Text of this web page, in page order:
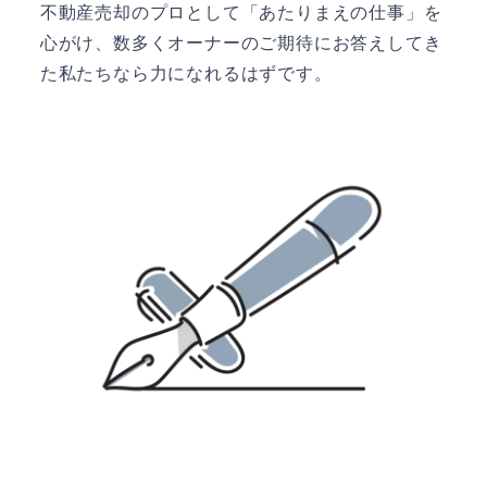
不動産売却のプロとして「あたりまえの仕事」を
心がけ、数多くオーナーのご期待にお答えしてき
た私たちなら力になれるはずです。